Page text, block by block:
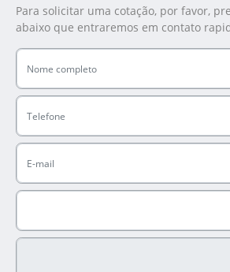
Para solicitar uma cotação, por favor,
abaixo que entraremos em contato